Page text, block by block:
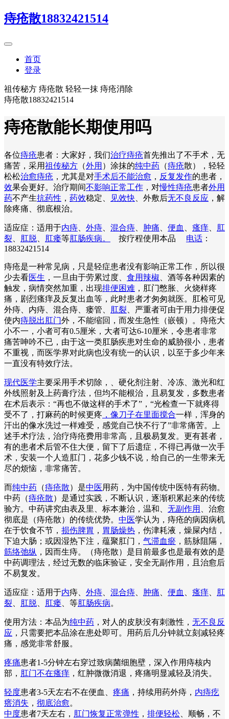
痔疮散18832421514
首页
登录
祖传秘方 痔疮散 轻轻一抹 痔疮消除
痔疮散18832421514
痔疮散能长期使用吗
各位痔疮患者：大家好，我们治疗痔疮首先推出了不手术，无
痛苦，采用祖传秘方 （外用 ）涂抹的纯中药 （痔疮散），轻轻
松松治愈痔疮 ，尤其是对手术后不能治愈 ， 反复发作的患者，
效果会更好。治疗期间不影响正常工作 ，对慢性痔疮患者外用
药不产生抗药性 ， 药效稳定、 见效快 、外敷后无不良反应 ，解
除疼痛、彻底根治。
适应症：适用于内痔 外痔 混合痔 肿痛 便血 瘙痒
肛
裂
肛脱 肛瘘等肛肠疾病。 按疗程使用本品 电话 ：
18832421514
痔疮是一种常见病，只是轻症患者没有影响正常工作，所以很
少去看医生 ，一旦由于劳累过度、 食用辣椒 、酒等各种因素的
触发，病情突然加重，出现排便困难 ，肛门憋胀、火烧样疼
痛，剧烈瘙痒及反复出血等，此时患者才匆匆就医。肛检可见
外痔、内痔、混合痔、瘘管、
肛裂 、严重者可由于用力排便促
使内痔脱出肛门外，不能缩回，而发生急性（嵌顿）。痔疮大
小不一，小者可有0.5厘米，大者可达6-10厘米，令患者非常
痛苦呻吟不已，由于这一类肛肠疾患对生命的威胁很小，患者
不重视，而医学界对此病也没有统一的认识，以至于多少年来
一直没有特效疗法。
现代医学主要采用手术切除，、硬化剂注射、冷冻、激光和红
外线照射及上药膏疗法，但均不能根治，且易复发，多数患者
在术后表示：“再也不做这样的手术了”，“光检查一下就疼得
受不了，打麻药的时候更疼 ，像刀子在里面搅合一样，浑身的
汗出的像水洗过一样难受，感觉自己快不行了”非常痛苦。上
述手术疗法，治疗痔疮费用非常高，且极易复发。更有甚者，
有的患者术后管不住大便，留下了后遗症，不得已再做一次手
术，安装一个人造肛门，花多少钱不说，给自己的一生带来无
尽的烦恼，非常痛苦。
而纯中药 （痔疮散）是中医用药，为中国传统中医特有药物。
中药（痔疮散）是通过实践，不断认识，逐渐积累起来的传统
验方。中药讲究由表及里、标本兼治，温和、 无副作用
、治愈
彻底是（痔疮散）的传统优势。 中医学认为，痔疮的病因病机
在于饮食不节， 损伤脾胃 ， 胃肠燥热 ，伤津耗液，燥屎内结，
下迫大肠；或因湿热下注，蕴聚肛门， 气滞血瘀 ，筋脉阻隔，
筋络弛纵 ，因而生痔。（痔疮散）是目前最多也是最有效的是
中药调理法，经过无数的临床验证，安全无副作用，且治愈后
不易复发。
适应症：适用于内痔、 外痔 混合痔 肿痛 便血 瘙痒
肛
裂
肛脱 肛瘘 、等肛肠疾病。
使用方法：本品为纯中药 ，对人的皮肤没有刺激性， 无不良反
应 ，只需要把本品涂在患处即可。用药后几分钟就立刻减轻疼
痛，感觉非常舒服。
疼痛患者1-5分钟左右穿过致病菌细胞壁，深入作用痔核内
部， 肛门不在瘙痒 ，红肿微微消退，疼痛明显减轻及消失。
轻度患者3-5天左右不在便血、 疼痛 ，持续用药外痔， 内痔疙
瘩消失 ， 彻底治愈。
中度患者7天左右， 肛门恢复正常弹性 ， 排便轻松 、顺畅，不